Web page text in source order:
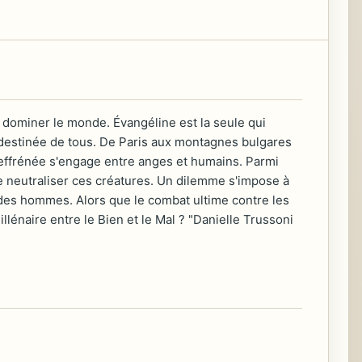
le monde. Évangéline est la seule qui
de tous. De Paris aux montagnes bulgares
s'engage entre anges et humains. Parmi
ces créatures. Un dilemme s'impose à
hommes. Alors que le combat ultime contre les
entre le Bien et le Mal ? "Danielle Trussoni